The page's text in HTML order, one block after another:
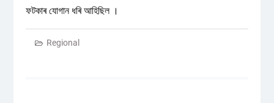
ফটকাৰ যোগান ধৰি আহিছিল ।
Regional